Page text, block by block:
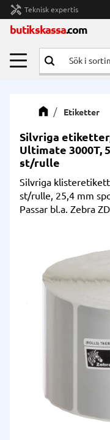
Meny
handyman Teknisk expertis
butikskassa.com
Etiketter
Silvriga
Ultimate 3000T,
st/rulle
Silvriga
st/rulle, 25,4 mm
Passar bl.a. Zebra